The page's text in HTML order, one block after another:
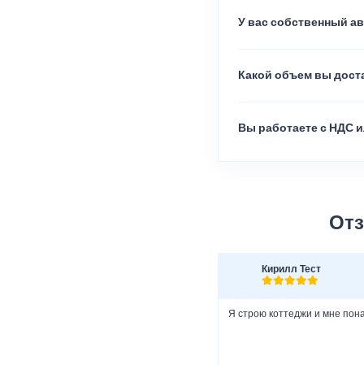
У вас собственный
Какой объем вы
Вы работаете с НДС
Кирилл Тест
Я строю коттеджи и мне